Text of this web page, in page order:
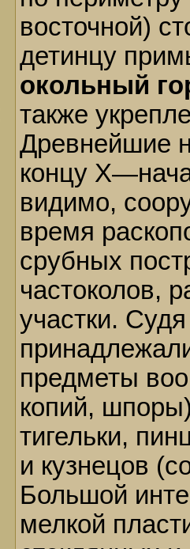
восточной)
детинцу
окольный
также
Древнейшие
концу
видимо,
время
срубных
частоколов,
участки.
предметы
копий,
тигельки,
и кузнецов
Большой
мелкой